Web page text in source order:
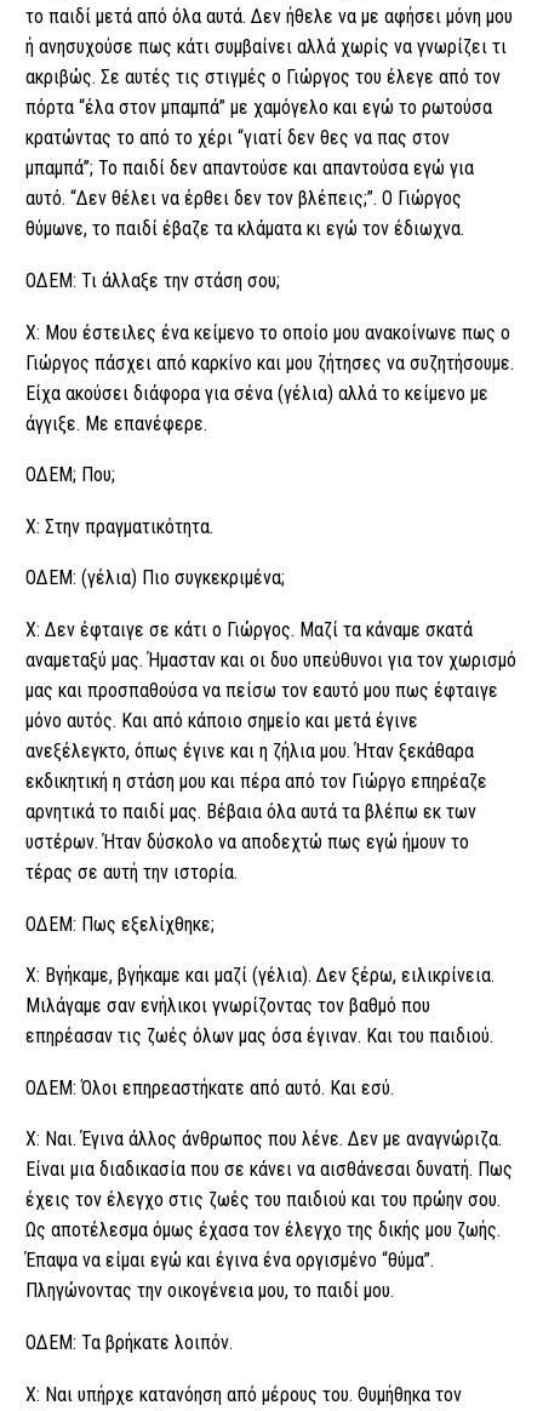
το παιδί μετά από όλα αυτά. Δεν ήθελε να με αφήσει μόνη μου
ή ανησυχούσε πως κάτι συμβαίνει αλλά χωρίς να γνωρίζει τι
ακριβώς. Σε αυτές τις στιγμές ο Γιώργος του έλεγε από τον
πόρτα “έλα στον μπαμπά” με χαμόγελο και εγώ το ρωτούσα
κρατώντας το από το χέρι “γιατί δεν θες να πας στον
μπαμπά”; Το παιδί δεν απαντούσε και απαντούσα εγώ για
αυτό. “Δεν θέλει να έρθει δεν τον βλέπεις;”. Ο Γιώργος
θύμωνε, το παιδί έβαζε τα κλάματα κι εγώ τον έδιωχνα.
ΟΔΕΜ: Τι άλλαξε την στάση σου;
Χ: Μου έστειλες ένα κείμενο το οποίο μου ανακοίνωνε πως ο
Γιώργος πάσχει από καρκίνο και μου ζήτησες να συζητήσουμε.
Είχα ακούσει διάφορα για σένα (γέλια) αλλά το κείμενο με
άγγιξε. Με επανέφερε.
ΟΔΕΜ; Που;
Χ: Στην πραγματικότητα.
ΟΔΕΜ: (γέλια) Πιο συγκεκριμένα;
Χ: Δεν έφταιγε σε κάτι ο Γιώργος. Μαζί τα κάναμε σκατά
αναμεταξύ μας. Ήμασταν και οι δυο υπεύθυνοι για τον χωρισμό
μας και προσπαθούσα να πείσω τον εαυτό μου πως έφταιγε
μόνο αυτός. Και από κάποιο σημείο και μετά έγινε
ανεξέλεγκτο, όπως έγινε και η ζήλια μου. Ήταν ξεκάθαρα
εκδικητική η στάση μου και πέρα από τον Γιώργο επηρέαζε
αρνητικά το παιδί μας. Βέβαια όλα αυτά τα βλέπω εκ των
υστέρων. Ήταν δύσκολο να αποδεχτώ πως εγώ ήμουν το
τέρας σε αυτή την ιστορία.
ΟΔΕΜ: Πως εξελίχθηκε;
Χ: Βγήκαμε, βγήκαμε και μαζί (γέλια). Δεν ξέρω, ειλικρίνεια.
Μιλάγαμε σαν ενήλικοι γνωρίζοντας τον βαθμό που
επηρέασαν τις ζωές όλων μας όσα έγιναν. Και του παιδιού.
ΟΔΕΜ: Όλοι επηρεαστήκατε από αυτό. Και εσύ.
Χ: Ναι. Έγινα άλλος άνθρωπος που λένε. Δεν με αναγνώριζα.
Είναι μια διαδικασία που σε κάνει να αισθάνεσαι δυνατή. Πως
έχεις τον έλεγχο στις ζωές του παιδιού και του πρώην σου.
Ως αποτέλεσμα όμως έχασα τον έλεγχο της δικής μου ζωής.
Έπαψα να είμαι εγώ και έγινα ένα οργισμένο “θύμα”.
Πληγώνοντας την οικογένεια μου, το παιδί μου.
ΟΔΕΜ: Τα βρήκατε λοιπόν.
Χ: Ναι υπήρχε κατανόηση από μέρους του. Θυμήθηκα τον